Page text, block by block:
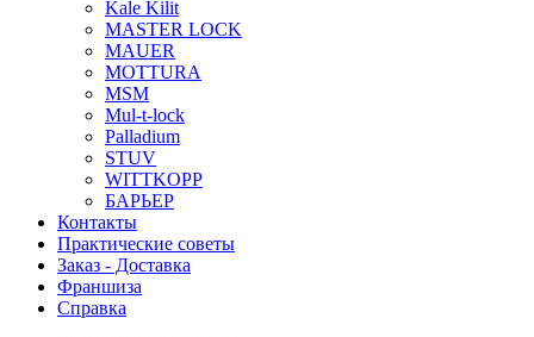
Kale Kilit
MASTER LOCK
MAUER
MOTTURA
MSM
Mul-t-lock
Palladium
STUV
WITTKOPP
БАРЬЕР
Контакты
Практические советы
Заказ - Доставка
Франшиза
Справка